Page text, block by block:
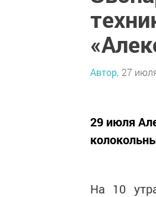
Автор, 27
29 июля
На 10